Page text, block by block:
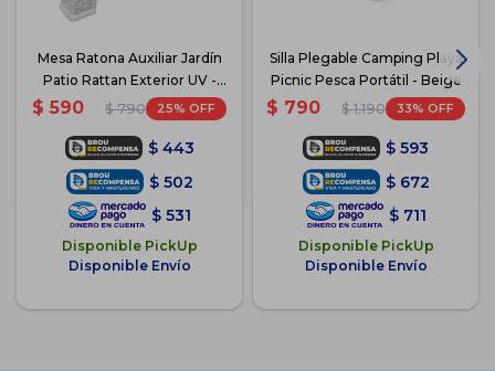
Mesa Ratona Auxiliar Jardín
Patio Rattan Exterior UV -
Blanco
$ 590 $ 790 25
$ 443
$ 502
$ 531
Disponible PickUp
Disponible Envío
Silla Plegable Camping Playa
Picnic Pesca Portátil - Beige
$ 790 $ 1.190 33
$ 593
$ 672
$ 711
Disponible PickUp
Disponible Envío